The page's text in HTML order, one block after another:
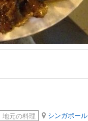
地元の料理 シンガポール